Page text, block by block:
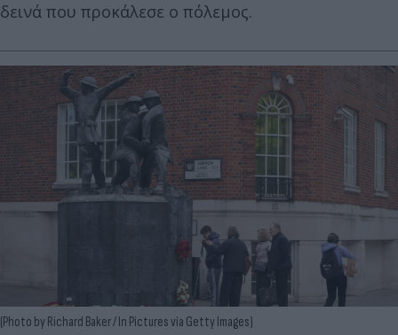
δεινά που προκάλεσε ο πόλεμος.
(Photo by Richard Baker / In Pictures via Getty Images)